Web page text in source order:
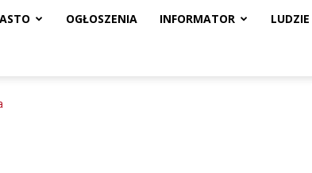
OGŁOSZENIA INFORMATOR LUDZIE